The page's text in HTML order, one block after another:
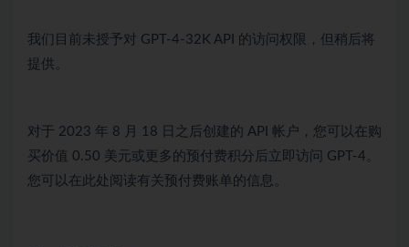
我们目前未授予对 GPT-4-32K API 的访问权限，但稍后将
提供。
对于 2023 年 8 月 18 日之后创建的 API 帐户，您可以在购
买价值 0.50 美元或更多的预付费积分后立即访问 GPT-4。
您可以在此处阅读有关预付费账单的信息。